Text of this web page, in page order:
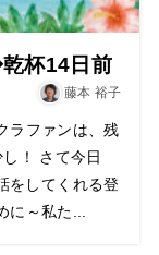
杯14日前
藤本 裕子
ラファンは、残
！ さて今日
をしてくれる登
に～私た...